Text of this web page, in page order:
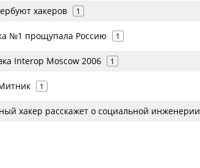
хакеров 1
№1 прощупала Россию 1
Interop Moscow 2006 1
1
хакер расскажет о социальной инженерии